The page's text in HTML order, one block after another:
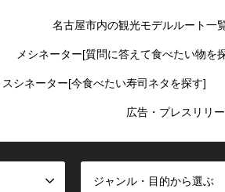
名古屋市内の観光モデルルート一
メシネーター[質問に答えて食べたい物を
スシネーター[今食べたい寿司ネタを探す]
広告・プレスリリ
ジャンル・目的から選ぶ